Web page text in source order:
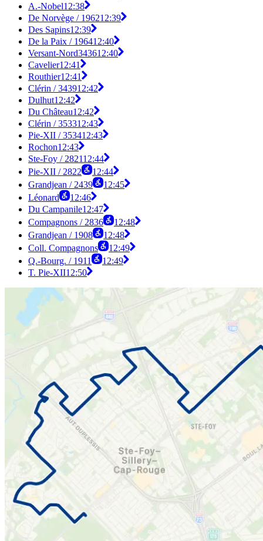
A.-Nobel12:38
De Norvège / 196212:39
Des Sapins12:39
De la Paix / 196412:40
Versant-Nord343612:40
Cavelier12:41
Routhier12:41
Clérin / 343912:42
Dulhut12:42
Du Château12:42
Clérin / 353312:43
Pie-XII / 353412:43
Rochon12:43
Ste-Foy / 282112:44
Pie-XII / 2822
12:44
Grandjean / 2439
12:45
Léonard
12:46
Du Campanile12:47
Compagnons / 2836
12:48
Grandjean / 1908
12:48
Coll. Compagnons
12:49
Q.-Bourg. / 1911
12:49
T. Pie-XII12:50